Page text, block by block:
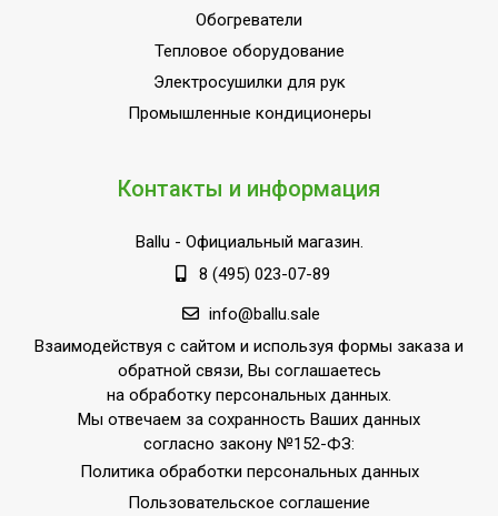
Обогреватели
Тепловое оборудование
Электросушилки для рук
Промышленные кондиционеры
Контакты и информация
Ballu - Официальный магазин.
8 (495) 023-07-89
info@ballu.sale
Взаимодействуя с сайтом и используя формы заказа и
обратной связи, Вы соглашаетесь
на обработку персональных данных.
Мы отвечаем за сохранность Ваших данных
согласно закону №152-ФЗ:
Политика обработки персональных данных
Пользовательское соглашение